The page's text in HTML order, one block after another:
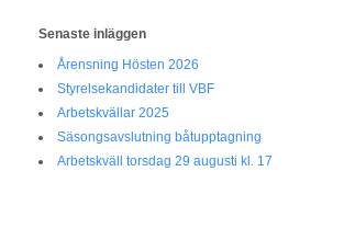
Senaste inläggen
Årensning Hösten 2026
Styrelsekandidater till VBF
Arbetskvällar 2025
Säsongsavslutning båtupptagning
Arbetskväll torsdag 29 augusti kl. 17